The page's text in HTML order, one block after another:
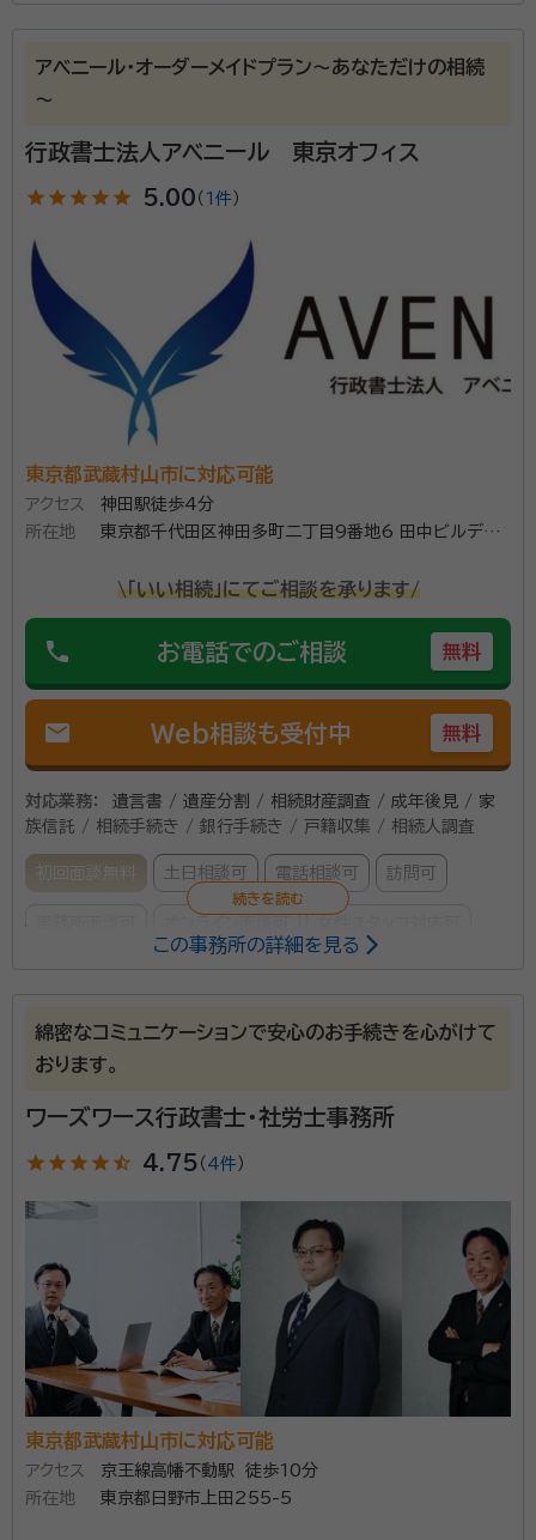
小溝 琢（こみぞ たく）
行政書士
当オフィスは相続・終活に特化した東京都世田谷区用賀
ります。特に生前対策、具体的には、将来の認知症の発
症がご不安な方、争族を回避されたい方、ご両親が心配
な子供世代の方向けの遺言書作成サポート、家族信託の
設計、任意後見契約、また、おひとりさまや頼る人がい
ない方の身元証明やご逝去後の葬儀や納骨、遺品整理
（死後事務委任契約）などのお悩み解決を得意としてい
資格等：
行政書士・家族信託コンサルタント・身元証明相談士・2級
FP技能士・宅建士
所属団体：
東京都行政書士会・身元保証相談士協会・一般社団法人
いきいきライフ協会たまがわ
アベニール・オーダーメイドプラン～あなただけの相続
～
行政書士法人アベニール 東京オフィス
star star star star star 5.00 （ 1件）
東京都武蔵村山市に対応可能
アクセス
神田駅徒歩4分
所在地
東京都千代田区神田多町二丁目9番地6 田中ビルディ
\「いい相続」にてご相談を承ります/
phone お電話でのご相談 無料
mail Web相談も受付中 無料
対応業務：
遺言書 / 遺産分割 / 相続財産調査 / 成年後見 / 家
族信託 / 相続手続き / 銀行手続き / 戸籍収集 / 相続人調査
初回面談無料 土日相談可 電話相談可 訪問可
古田 智史（フルタ トモフミ）
行政書士、ファイナンシャル・プランナ
ー、相続アドバイザー、銀行ジェロントロジスト
経歴： 私たちはこれまで、常に誠実に業務を遂行することで、お客様との
に、お客様、従業員、社会に貢献してまいります。
account_circle ご利用時期：2022/12
アベニールの理念 私たちは、超高齢社会の中にあって、
高齢者とその家族が抱える不安の解消に努めます。 そし
て、高齢者の皆様が人生の最後を前向きに、積極的に生
きられることをサポートし、明るく元気な社会づくりに貢
献していきます。 当法人は、相続に関して確かな知識と
この事務所の詳細を見る
綿密なコミュニケーションで安心のお手続きを心がけて
おります。
ワーズワース行政書士・社労士事務所
star star star star star_half 4.75 （ 4件 ）
東京都武蔵村山市に対応可能
アクセス
京王線高幡不動駅 徒歩10分
所在地
東京都日野市上田255-5